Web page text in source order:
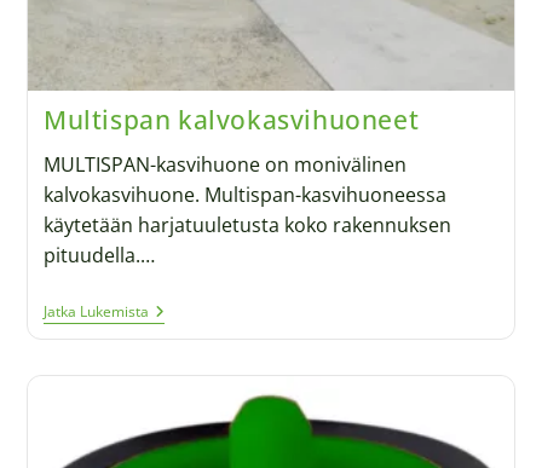
Multispan kalvokasvihuoneet
MULTISPAN-kasvihuone on monivälinen
kalvokasvihuone. Multispan-kasvihuoneessa
käytetään harjatuuletusta koko rakennuksen
pituudella.…
Jatka Lukemista